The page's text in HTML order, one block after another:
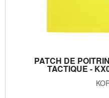
PATCH DE
TACTIQUE -